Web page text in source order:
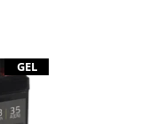
GEL